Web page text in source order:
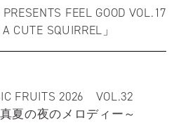
FEEL GOOD VOL.17
CUTE SQUIRREL」
FRUITS 2026 VOL.32
夏の夜のメロディー～